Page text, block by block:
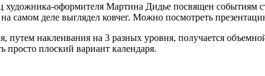
художника-оформителя Мартина Дидье посвящен событиям
самом деле выглядел ковчег. Можно посмотреть
наклеивания на 3 разных уровня, получается
просто плоский вариант календаря.